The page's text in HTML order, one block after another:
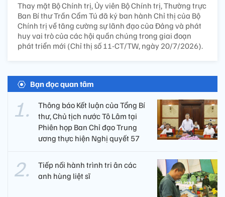
Thay mặt Bộ Chính trị, Ủy viên Bộ Chính trị, Thường trực
Ban Bí thư Trần Cẩm Tú đã ký ban hành Chỉ thị của Bộ
Chính trị về tăng cường sự lãnh đạo của Đảng và phát
huy vai trò của các hội quần chúng trong giai đoạn
phát triển mới (Chỉ thị số 11-CT/TW, ngày 20/7/2026).
Bạn đọc quan tâm
Thông báo Kết luận của Tổng Bí
thư, Chủ tịch nước Tô Lâm tại
Phiên họp Ban Chỉ đạo Trung
ương thực hiện Nghị quyết 57
Tiếp nối hành trình tri ân các
anh hùng liệt sĩ ​